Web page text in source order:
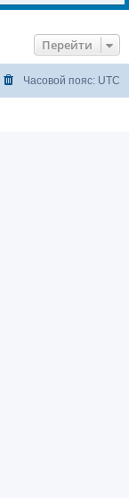
Перейти
Часовой пояс: UTC